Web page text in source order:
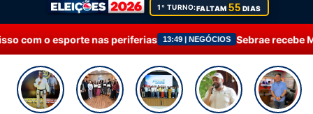
1º TURNO:FALTAM55 DIAS
13:49 | NEGÓCIOS Sebrae recebe Moção de Aplausos por